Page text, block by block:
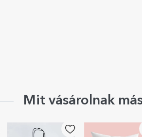
Mit vásárolnak